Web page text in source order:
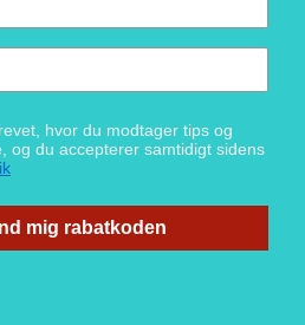
hvor du modtager tips og
og du accepterer samtidigt sidens
mig rabatkoden